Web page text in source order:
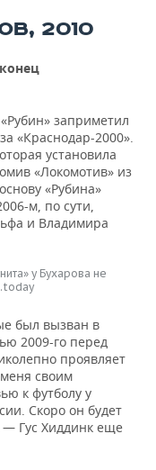
2010
заприметил
«Краснодар-2000».
установила
«Локомотив» из
«Рубина»
м, по сути,
и Владимира
у Бухарова не
был вызван в
2009-го перед
проявляет
своим
к футболу у
Скоро он будет
— Гус Хиддинк еще